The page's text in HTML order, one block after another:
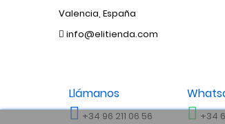
Valencia, España
info@elitienda.com
Llámanos
+34 96 211 06 56 +34